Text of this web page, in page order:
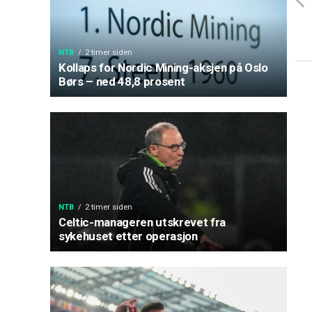
NTB 2 timer siden
Kollaps for Nordic Mining-aksjen på Oslo
Børs – ned 48,8 prosent
NTB 2 timer siden
Celtic-manageren utskrevet fra
sykehuset etter operasjon